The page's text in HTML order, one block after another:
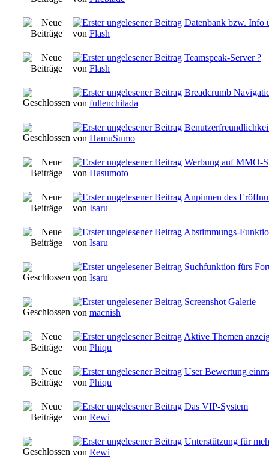
Datenbank bzw. Info
von Flash
Teamspeak-Server ?
von Flash
Breadcrumb
von fullenchilada
von HamuSumo
Werbung auf MMO-
von Hasumoto
Anpinnen des
von Isaru
Abstimmungs-
von Isaru
Suchfunktion fürs
von Isaru
Screenshot Galerie
von macnish
Aktive Themen
von Phiqu
User Bewertung
von Phiqu
Das VIP-System
von Rewi
Unterstützung für
von Rewi